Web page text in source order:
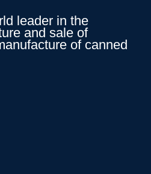
leader in the
and sale of
of canned